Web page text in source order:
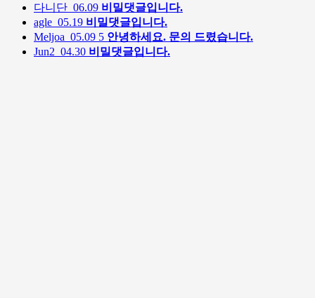
다니단 06.09 비밀댓글입니다.
agle 05.19 비밀댓글입니다.
Meljoa 05.09 5 안녕하세요. 문의 드렸습니다.
Jun2 04.30 비밀댓글입니다.